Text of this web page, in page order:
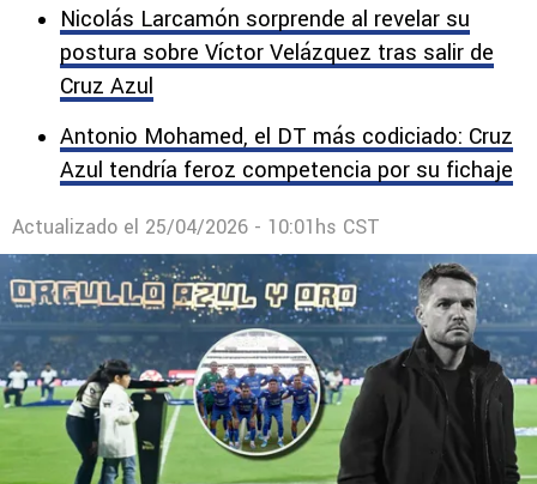
Nicolás Larcamón sorprende al revelar su
postura sobre Víctor Velázquez tras salir de
Cruz Azul
Antonio Mohamed, el DT más codiciado: Cruz
Azul tendría feroz competencia por su fichaje
Actualizado el 25/04/2026 - 10:01hs CST